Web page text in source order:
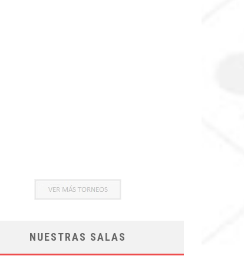
NUESTRAS SALAS